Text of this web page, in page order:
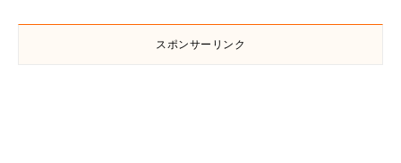
スポンサーリンク